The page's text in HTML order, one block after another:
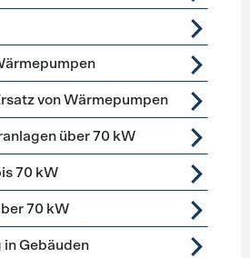
von Wärmepumpen
über 70 kW
70 kW
70 kW
Gebäuden